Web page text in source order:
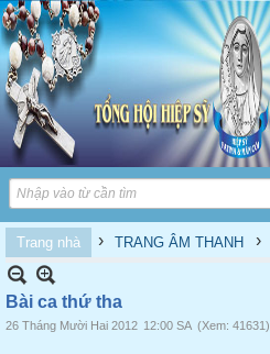
Trang nhà › TRANG ÂM THANH ›
Bài ca thứ tha
26 Tháng Mười Hai 2012 12:00 SA (Xem: 41631)